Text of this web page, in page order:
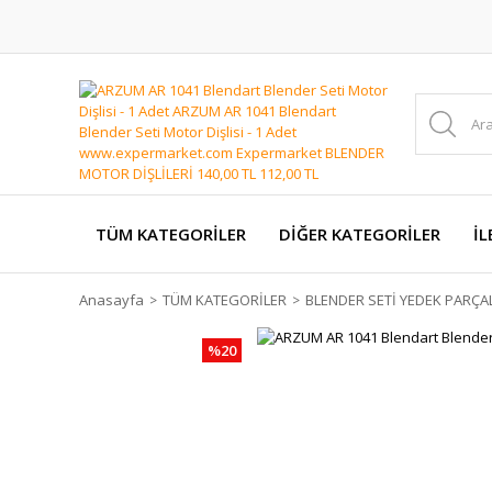
TÜM KATEGORİLER DİĞER KATEGORİLER
Anasayfa TÜM KATEGORİLER BLENDER SETİ YEDEK
%20